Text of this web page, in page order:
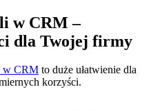
w CRM –
dla Twojej firmy
w CRM to duże ułatwienie dla
korzyści.